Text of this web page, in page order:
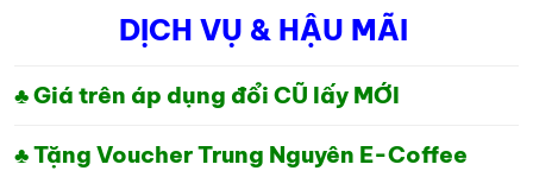
DỊCH VỤ & HẬU MÃI
♣ Giá trên áp dụng đổi CŨ lấy MỚI
♣ Tặng Voucher Trung Nguyên E-Coffee